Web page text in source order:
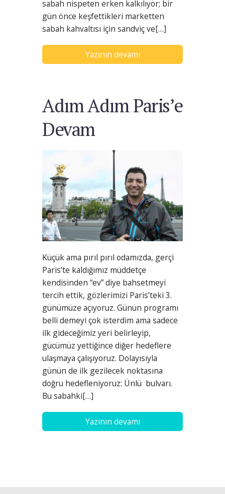
sabah nispeten erken kalkılıyor; bir
gün önce keşfettikleri marketten
sabah kahvaltısı için sandviç ve[…]
Yazının devamı
Adım Adım Paris’e
Devam
Küçük ama pırıl pırıl odamızda, gerçi
Paris’te kaldığımız müddetçe
kendisinden “ev” diye bahsetmeyi
tercih ettik, gözlerimizi Paris’teki 3.
günümüze açıyoruz. Günün programı
belli demeyi çok isterdim ama sadece
ilk gideceğimiz yeri belirleyip,
gücümüz yettiğince diğer hedeflere
ulaşmaya çalışıyoruz. Dolayısıyla
günün de ilk gezilecek noktasına
doğru hedefleniyoruz: Ünlü bulvarı.
Bu sabahki[…]
Yazının devamı